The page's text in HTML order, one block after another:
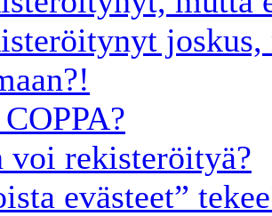
joskus,
voi rekisteröityä?
evästeet”